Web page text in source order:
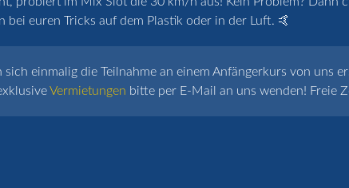
bei euren Tricks auf dem Plastik oder in der Luft. 🤙
einmalig die Teilnahme an einem Anfängerkurs von uns
Vermietungen bitte per E-Mail an uns wenden! Freie